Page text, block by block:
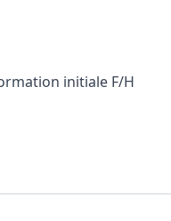
initiale F/H